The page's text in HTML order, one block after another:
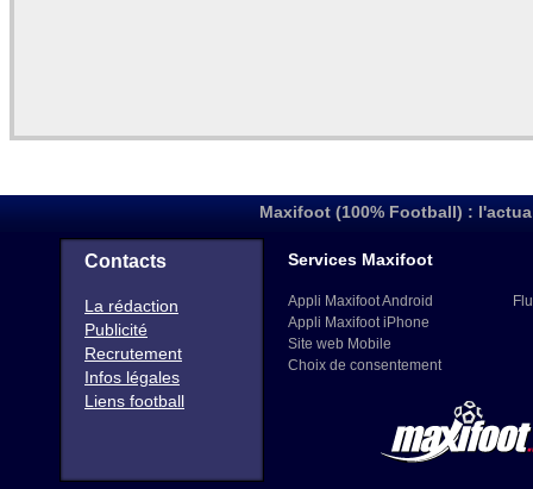
Maxifoot (100% Football) :
Contacts
La rédaction
Publicité
Recrutement
Infos légales
Liens football
Services Maxifoot
Appli Maxifoot Android
Appli Maxifoot iPhone
Site web Mobile
Choix de consentement